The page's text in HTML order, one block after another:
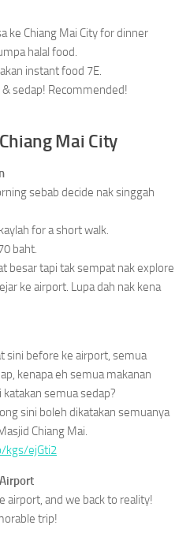
ke Chiang Mai City for dinner
halal food.
instant food 7E.
sedap! Recommended!
Mai City
sebab decide nak singgah
for a short walk.
baht.
besar tapi tak sempat nak explore
ke airport. Lupa dah nak kena
sini before ke airport, semua
kenapa eh semua makanan
katakan semua sedap?
sini boleh dikatakan semuanya
Chiang Mai.
kgs/ejGti2
airport, and we back to reality!
trip!